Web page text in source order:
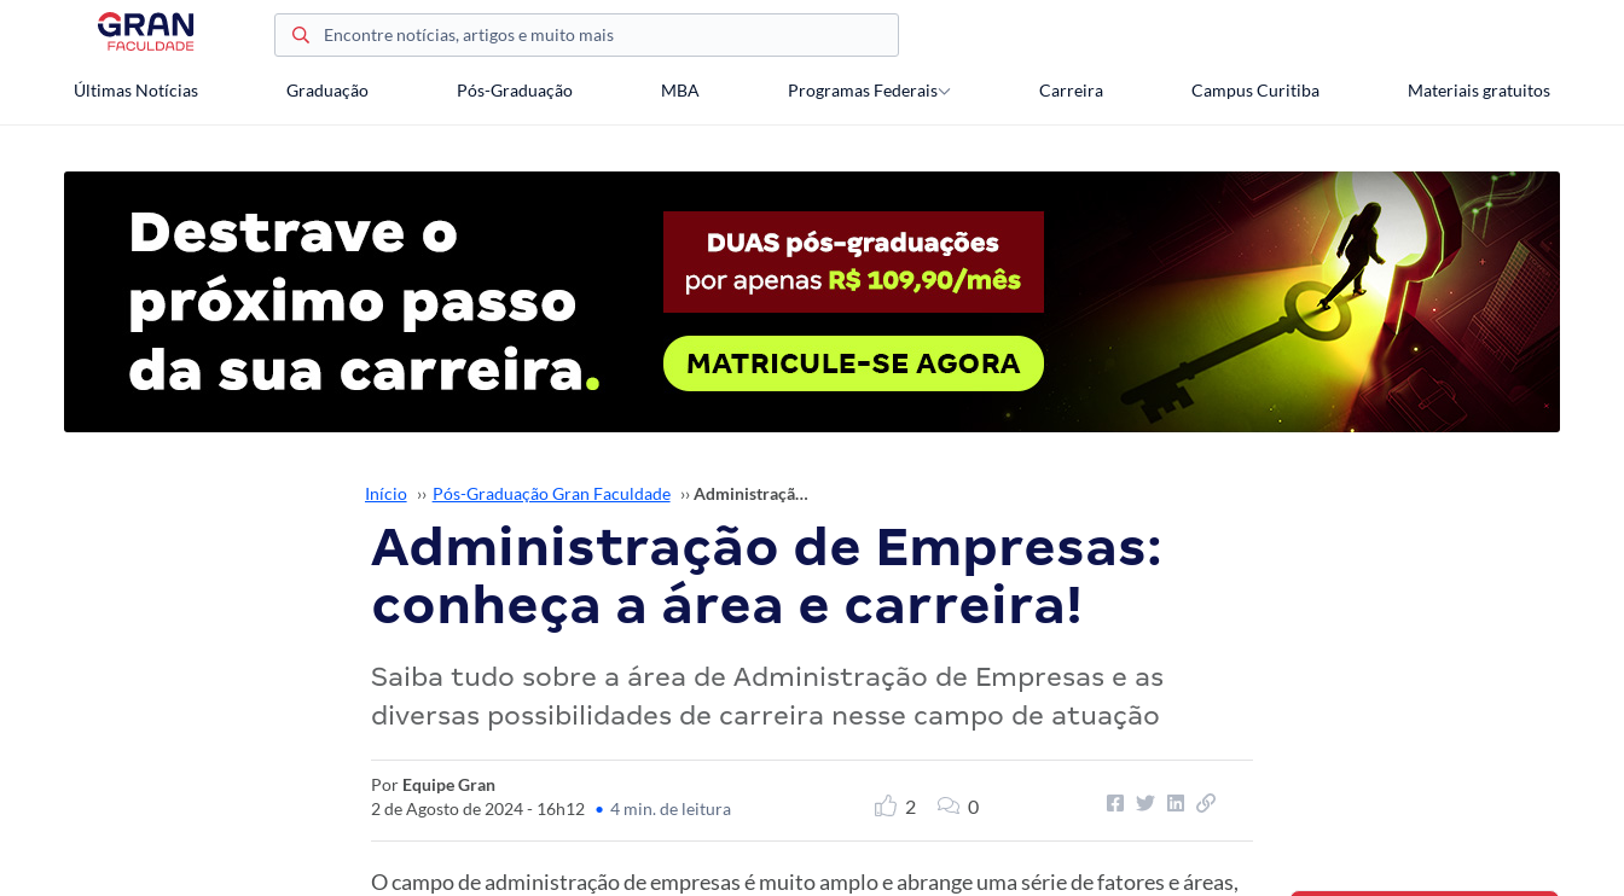
Últimas Notícias Graduação Pós-Graduação MBA Programas Federais Carreira Campus Curitiba Materiais gratuitos
Início ›› Pós-Graduação Gran Faculdade ›› Administração de Empresas: conheça a área e carreira!
Administração de Empresas:
conheça a área e carreira!
Saiba tudo sobre a área de Administração de Empresas e as
diversas possibilidades de carreira nesse campo de atuação
Por Equipe Gran
2 de Agosto de 2024 - 16h12 • 4 min. de leitura 2 0
O campo de administração de empresas é muito amplo e abrange uma série de fatores e áreas,